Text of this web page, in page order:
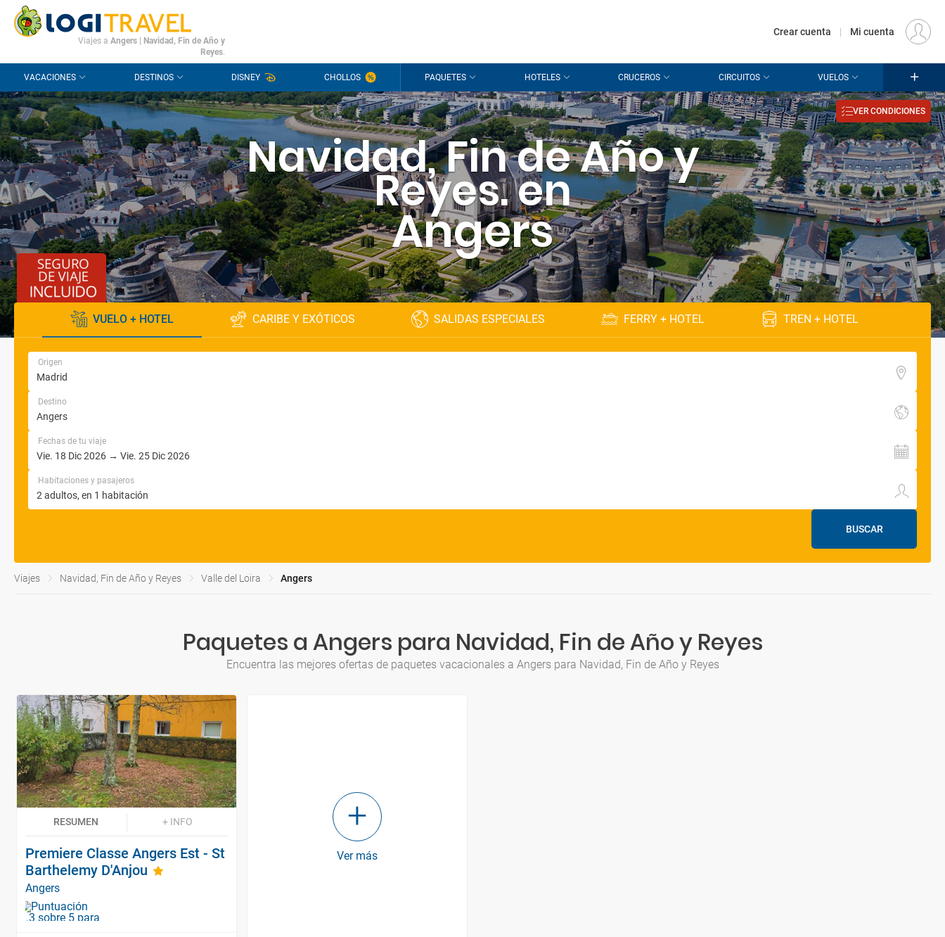
CONTACTO PREGUNTAS FRECUENTES
Viajes a Angers
Navidad, Fin de Año y
Reyes.
Crear cuenta | Mi cuenta
VACACIONES DESTINOS DISNEY CHOLLOS PAQUETES HOTELES CRUCEROS CIRCUITOS VUELOS
Navidad, Fin de Año y
Reyes. en
Angers
VER CONDICIONES
VUELO + HOTEL CARIBE Y EXÓTICOS SALIDAS ESPECIALES FERRY + HOTEL TREN + HOTEL
Origen
Destino
Fechas de tu viaje
Habitaciones y pasajeros
BUSCAR
Viajes Navidad, Fin de Año y Reyes Valle del Loira Angers
Paquetes a Angers para Navidad, Fin de Año y Reyes
Encuentra las mejores ofertas de paquetes vacacionales a Angers para Navidad, Fin de Año y Reyes
RESUMEN + INFO
Premiere Classe Angers Est - St
Barthelemy D'Anjou
Angers
Ver más